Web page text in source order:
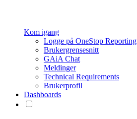
Kom igang
Logge på OneStop Reporting
Brukergrensesnitt
GAiA Chat
Meldinger
Technical Requirements
Brukerprofil
Dashboards